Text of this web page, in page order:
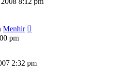
Menhir
pm
2:32 pm